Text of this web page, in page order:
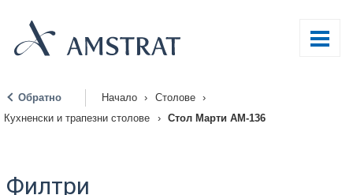
Обратно Начало › Столове
›
Кухненски и трапезни столове
› Стол Марти АМ-136
Филтри